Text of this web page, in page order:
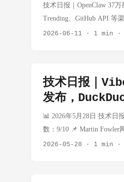
代码可读性，还可能掩盖
技术日报｜OpenClaw 37
Trending、GitHub API 等
🏷️ OpenClaw — 你的私人
计算机视觉工具库 🔥 推荐
43K 🔗 https://github.com/
一。它提供了开箱即用的
于需要快速构建视觉应用
2026-06-11 · 1 min ·
技术日报｜
发布，
📊 2026年5月28日 技术日
数：9/10 📌 Martin Fowler
随着AI生成代码比例急剧
2026-05-28 · 1 min ·